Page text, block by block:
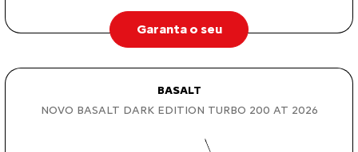
Garanta o seu
BASALT
NOVO BASALT DARK EDITION TURBO 200 AT 2026